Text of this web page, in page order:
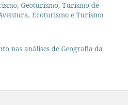
Geoturismo, Turismo de
Ecoturismo e Turismo
nas análises de Geografia da